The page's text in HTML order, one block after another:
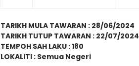
TARIKH MULA TAWARAN : 28/06/2024
TARIKH TUTUP TAWARAN : 22/07/2024
TEMPOH SAH LAKU : 180
LOKALITI : Semua Negeri